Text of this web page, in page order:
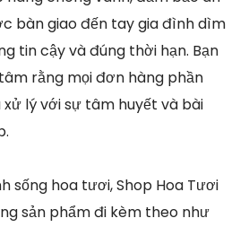
bàn giao đến tay gia đình dìm
tin cậy và đúng thời hạn. Bạn
rằng mọi đơn hàng phần
xử lý với sự tâm huyết và bài
sống hoa tươi, Shop Hoa Tươi
sản phẩm đi kèm theo như